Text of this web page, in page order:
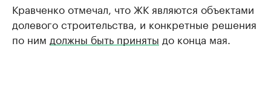
Кравченко отмечал, что ЖК являются объектами
долевого строительства, и конкретные решения
по ним должны быть приняты до конца мая.